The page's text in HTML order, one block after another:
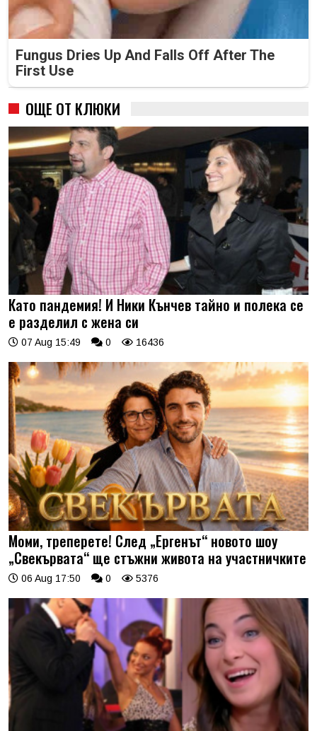
Fungus Dries Up And Falls Off After The
First Use
ОЩЕ ОТ КЛЮКИ
Като пандемия! И Ники Кънчев тайно и полека се
е разделил с жена си
07 Aug 15:49 0 16436
Моми, треперете! След „Ергенът“ новото шоу
„Свекървата“ ще стъжни живота на участничките
06 Aug 17:50 0 5376